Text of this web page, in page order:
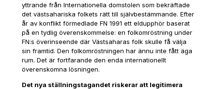
yttrande från Internationella domstolen som bekräftade
det västsahariska folkets rätt till självbestämmande. Efter
år av konflikt förmedlade FN 1991 ett eldupphör baserat
på en tydlig överenskommelse: en folkomröstning under
FN:s överinseende där Västsaharas folk skulle få välja
sin framtid. Den folkomröstningen har ännu inte fått äga
rum. Det är fortfarande den enda internationellt
överenskomna lösningen.
Det nya ställningstagandet riskerar att legitimera